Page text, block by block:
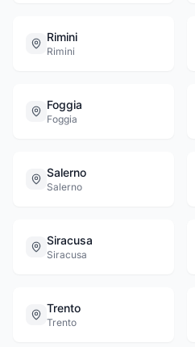
Rimini
Rimini
Foggia
Foggia
Salerno
Salerno
Siracusa
Siracusa
Trento
Trento